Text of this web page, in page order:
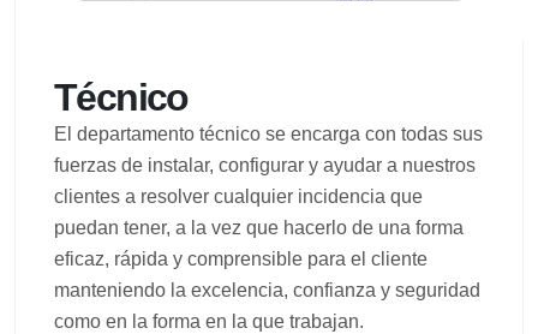
Técnico
El departamento técnico se encarga con todas sus
fuerzas de instalar, configurar y ayudar a nuestros
clientes a resolver cualquier incidencia que
puedan tener, a la vez que hacerlo de una forma
eficaz, rápida y comprensible para el cliente
manteniendo la excelencia, confianza y seguridad
como en la forma en la que trabajan.